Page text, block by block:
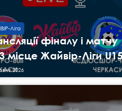
Ліга
фіналу і матчу
місце Жайвір-Ліги U15
2026